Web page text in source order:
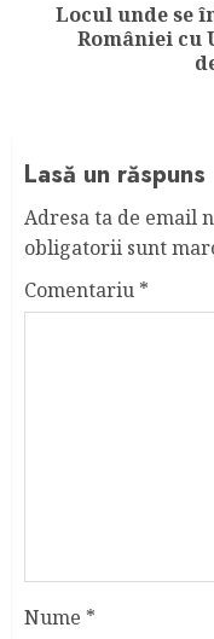
Next
Locul unde se
României cu
Lasă un răspuns
Adresa ta de email
obligatorii sunt
Comentariu *
Nume *